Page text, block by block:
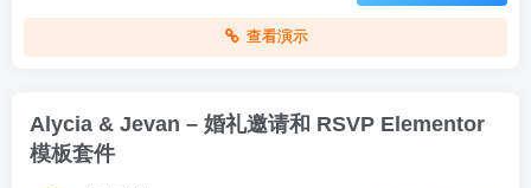
查看演示
Alycia & Jevan – 婚礼邀请和 RSVP Elementor
模板套件